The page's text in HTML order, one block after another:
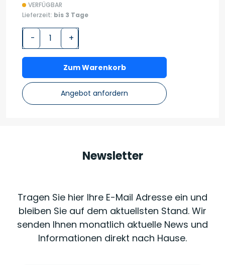
VERFÜGBAR
Lieferzeit: bis 3 Tage
- +
Zum Warenkorb
Angebot anfordern
Newsletter
Tragen Sie hier Ihre E-Mail Adresse ein und
bleiben Sie auf dem aktuellsten Stand. Wir
senden Ihnen monatlich aktuelle News und
Informationen direkt nach Hause.